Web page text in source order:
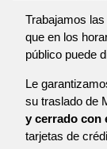
Trabajamos
que en los
público puede
Le
su traslado de
y cerrado con
tarjetas de